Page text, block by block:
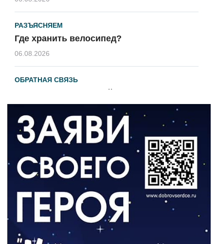
РАЗЪЯСНЯЕМ
Где хранить велосипед?
06.08.2026
ОБРАТНАЯ СВЯЗЬ
Администрация онлайн
ВЛАСТЬ
День памяти и «Симфония народов»
06.08.2026
Новый настил на экотропе
05.08.2026